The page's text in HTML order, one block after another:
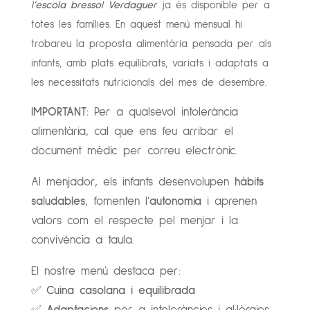
l’escola bressol Verdaguerja és disponible per a
totes les famílies. En aquest menú mensual hi
trobareu la proposta alimentària pensada per als
infants, amb plats equilibrats, variats i adaptats a
les necessitats nutricionals del mes de desembre.
IMPORTANT:Per a qualsevol intolerància
alimentària, cal que ens feu arribar el
document mèdic per correu electrònic.
Al menjador, els infants desenvolupen hàbits
saludables, fomenten l’autonomiai aprenen
valors com el respecte pel menjar i la
convivència a taula.
El nostre menú destaca per:
✅ Cuina casolana i equilibrada